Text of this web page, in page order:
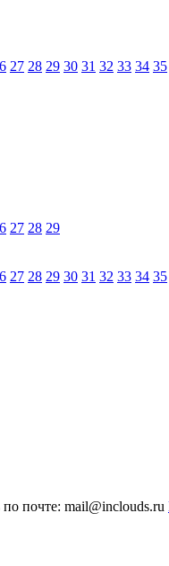
27 28 29 30 31 32 33 34 35
27 28 29
27 28 29 30 31 32 33 34 35
почте: mail@inclouds.ru